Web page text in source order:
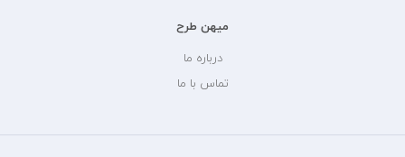
میهن طرح
درباره ما
تماس با ما